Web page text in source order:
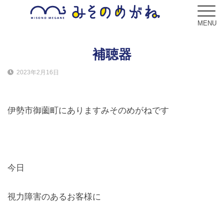
MENU
サービス
Service
フレーム
補聴器
2023年2月16日
伊勢市御薗町にありますみそのめがねです
今日
視力障害のあるお客様に